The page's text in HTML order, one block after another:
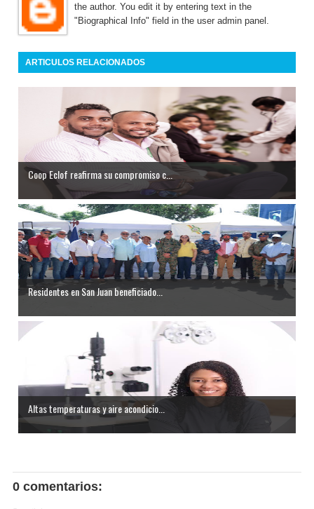
the author. You edit it by entering text in the
"Biographical Info" field in the user admin panel.
ARTICULOS RELACIONADOS
Coop Eclof reafirma su compromiso c...
Residentes en San Juan beneficiado...
Altas temperaturas y aire acondicio...
0 comentarios: